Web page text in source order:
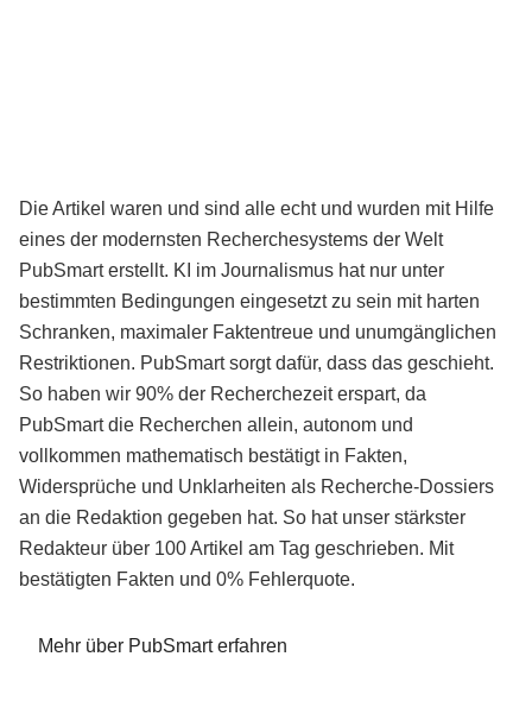
Die Artikel waren und sind alle echt und wurden mit Hilfe
eines der modernsten Recherchesystems der Welt
PubSmart erstellt. KI im Journalismus hat nur unter
bestimmten Bedingungen eingesetzt zu sein mit harten
Schranken, maximaler Faktentreue und unumgänglichen
Restriktionen. PubSmart sorgt dafür, dass das geschieht.
So haben wir 90% der Recherchezeit erspart, da
PubSmart die Recherchen allein, autonom und
vollkommen mathematisch bestätigt in Fakten,
Widersprüche und Unklarheiten als Recherche-Dossiers
an die Redaktion gegeben hat. So hat unser stärkster
Redakteur über 100 Artikel am Tag geschrieben. Mit
bestätigten Fakten und 0% Fehlerquote.
Mehr über PubSmart erfahren